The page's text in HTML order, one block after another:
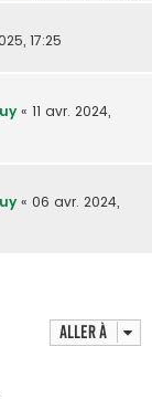
17:25
« 11 avr. 2024,
« 06 avr. 2024,
Aller à